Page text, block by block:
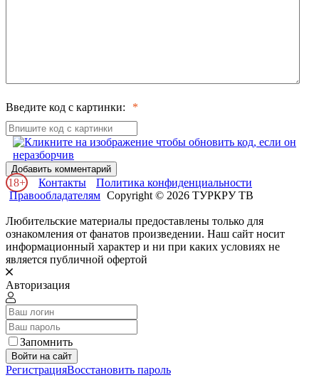
Введите код с картинки:
Добавить комментарий
18+ Контакты
Политика конфиденциальности
Правообладателям Copyright © 2026 ТУРКРУ ТВ
Любительские материалы предоставлены только для
ознакомления от фанатов произведении. Наш сайт носит
информационный характер и ни при каких условиях не
является публичной офертой
Авторизация
Запомнить
Войти на сайт
РегистрацияВосстановить пароль